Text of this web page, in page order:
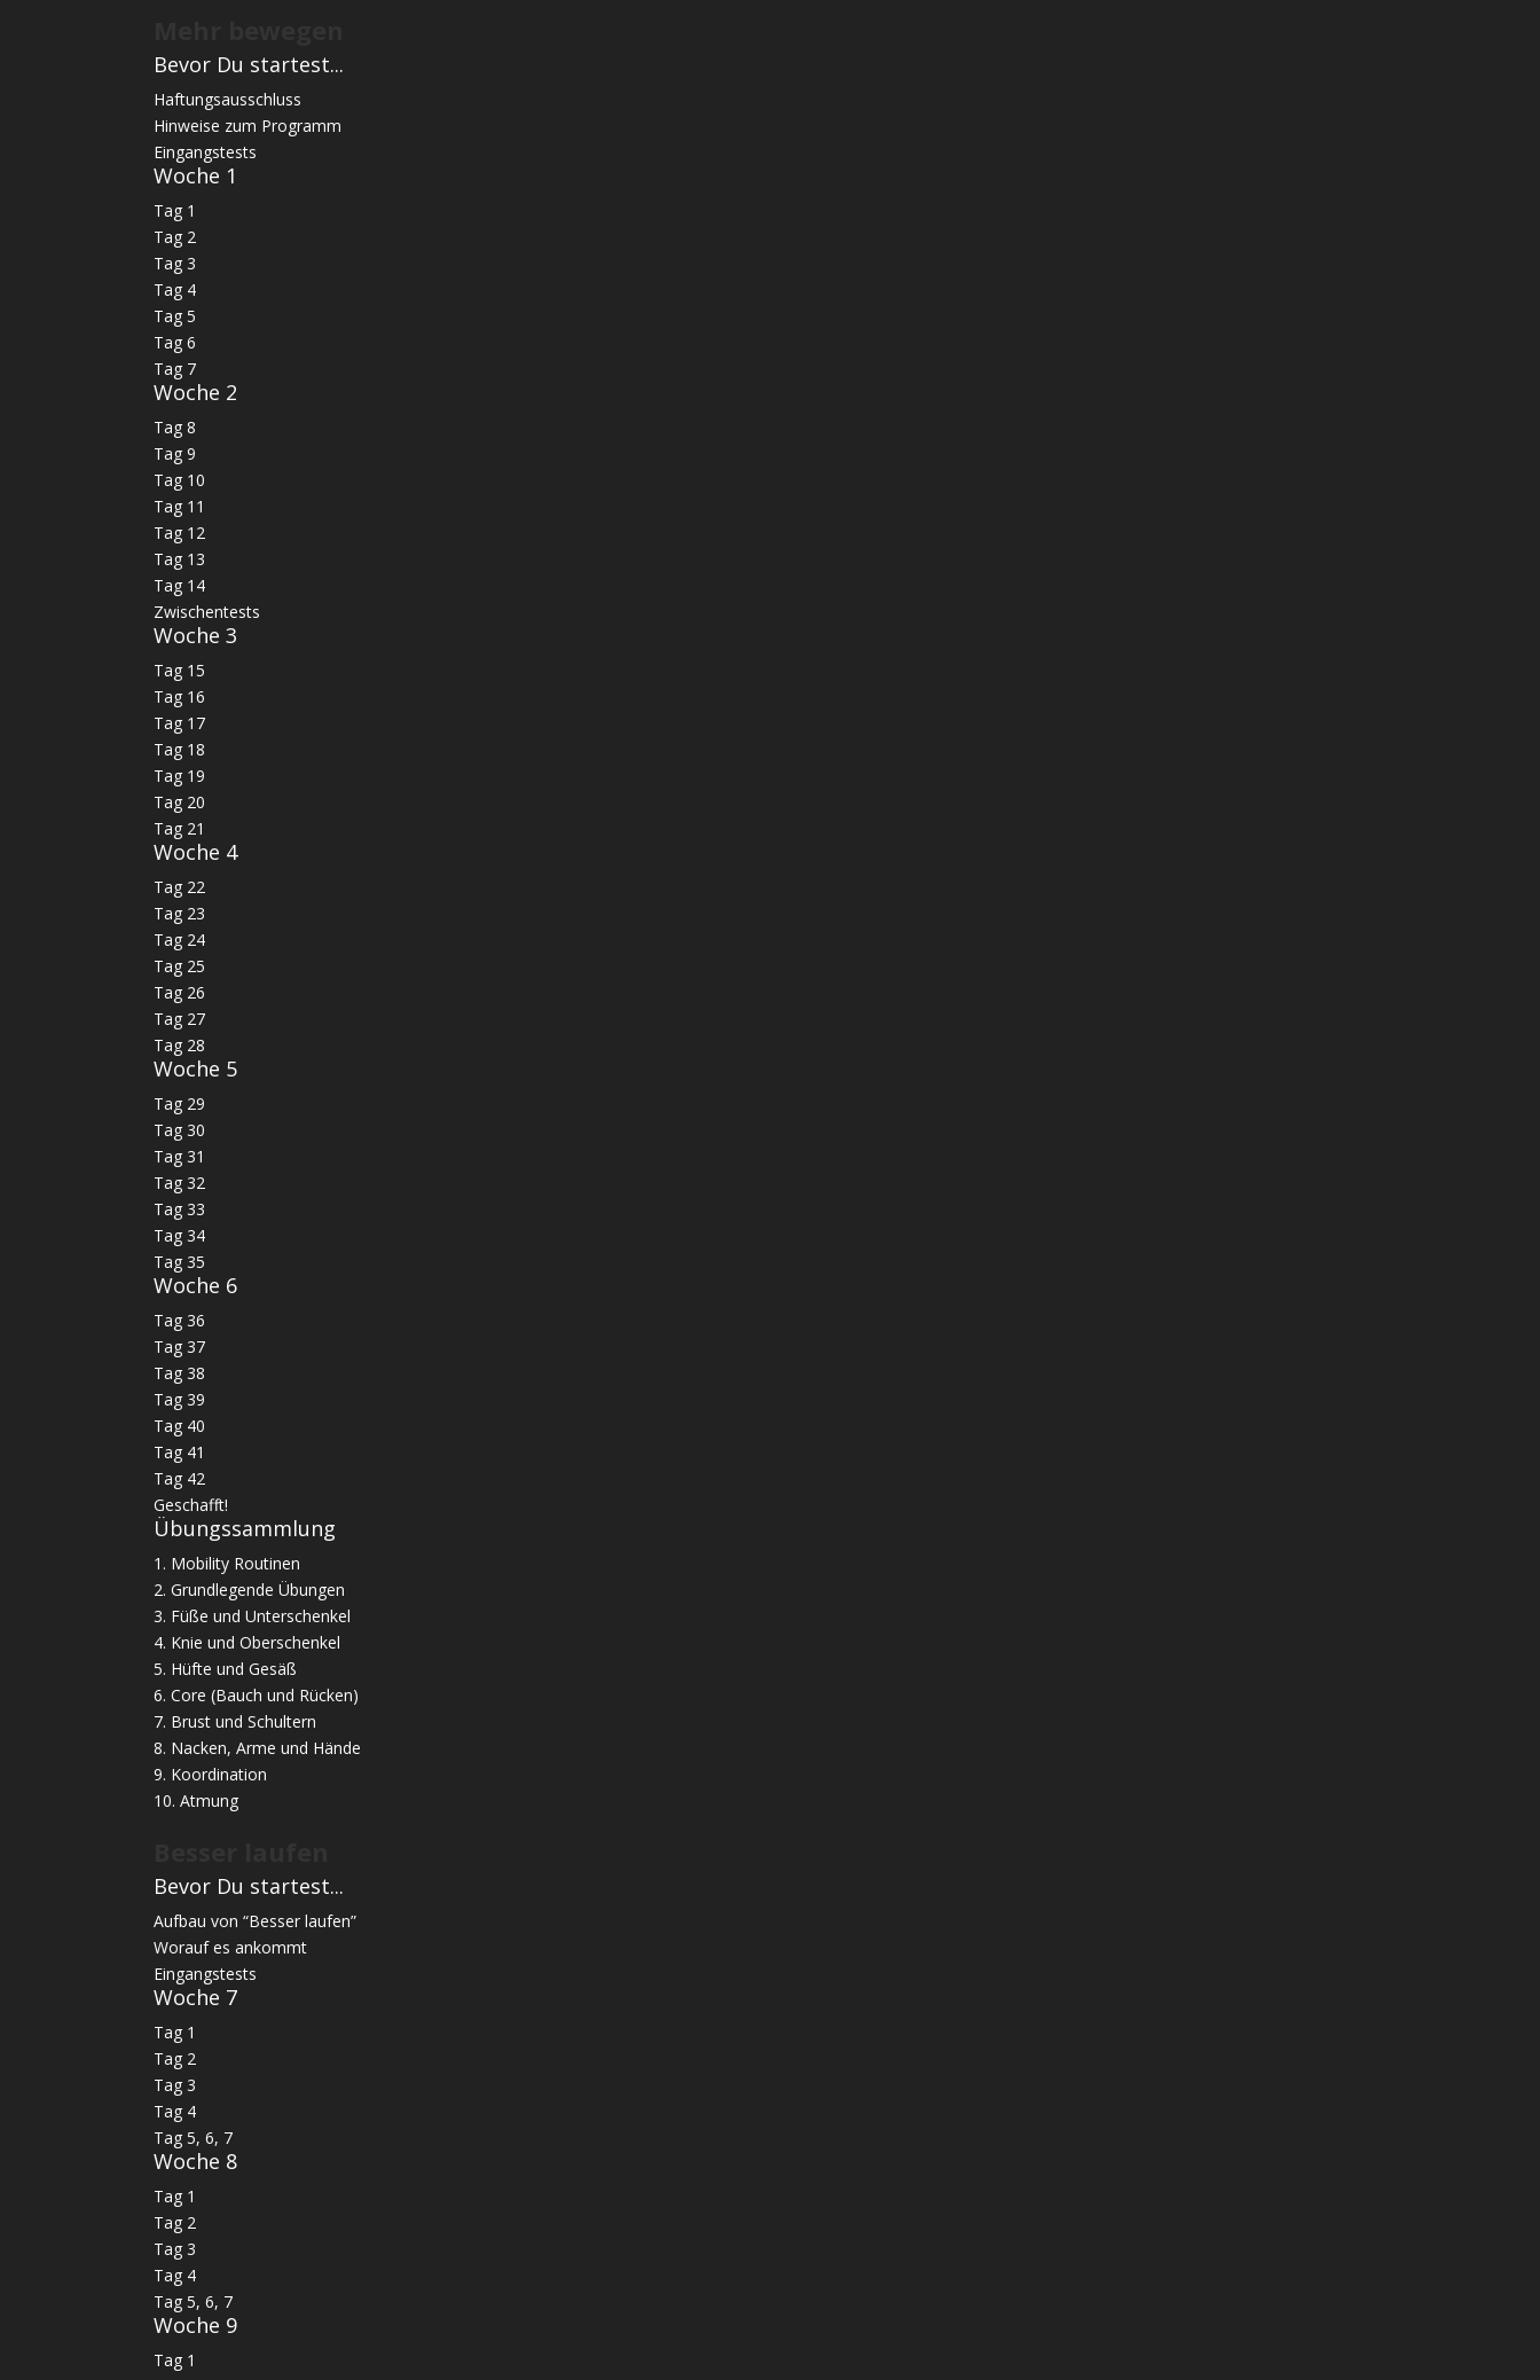
Bevor Du startest...
Haftungsausschluss
Hinweise zum Programm
Eingangstests
Woche 1
Tag 1
Tag 2
Tag 3
Tag 4
Tag 5
Tag 6
Tag 7
Woche 2
Tag 8
Tag 9
Tag 10
Tag 11
Tag 12
Tag 13
Tag 14
Zwischentests
Woche 3
Tag 15
Tag 16
Tag 17
Tag 18
Tag 19
Tag 20
Tag 21
Woche 4
Tag 22
Tag 23
Tag 24
Tag 25
Tag 26
Tag 27
Tag 28
Woche 5
Tag 29
Tag 30
Tag 31
Tag 32
Tag 33
Tag 34
Tag 35
Woche 6
Tag 36
Tag 37
Tag 38
Tag 39
Tag 40
Tag 41
Tag 42
Geschafft!
Übungssammlung
1. Mobility Routinen
2. Grundlegende Übungen
3. Füße und Unterschenkel
4. Knie und Oberschenkel
5. Hüfte und Gesäß
6. Core (Bauch und Rücken)
7. Brust und Schultern
8. Nacken, Arme und Hände
9. Koordination
10. Atmung
Bevor Du startest...
Aufbau von “Besser laufen”
Worauf es ankommt
Eingangstests
Woche 7
Tag 1
Tag 2
Tag 3
Tag 4
Tag 5, 6, 7
Woche 8
Tag 1
Tag 2
Tag 3
Tag 4
Tag 5, 6, 7
Woche 9
Tag 1